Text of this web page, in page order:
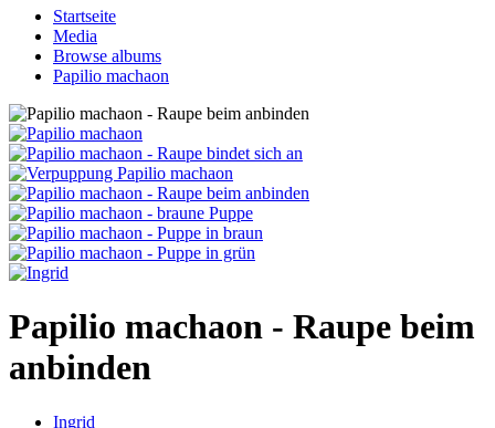
Startseite
Media
Browse albums
Papilio machaon
Papilio machaon - Raupe beim
anbinden
Ingrid